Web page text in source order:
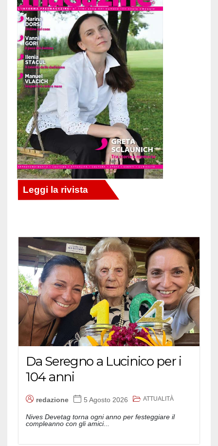
Da Seregno a Lucinico per i
104 anni
redazione 5 Agosto 2026 ATTUALITÀ
Nives Devetag torna ogni anno per festeggiare il
compleanno con gli amici...